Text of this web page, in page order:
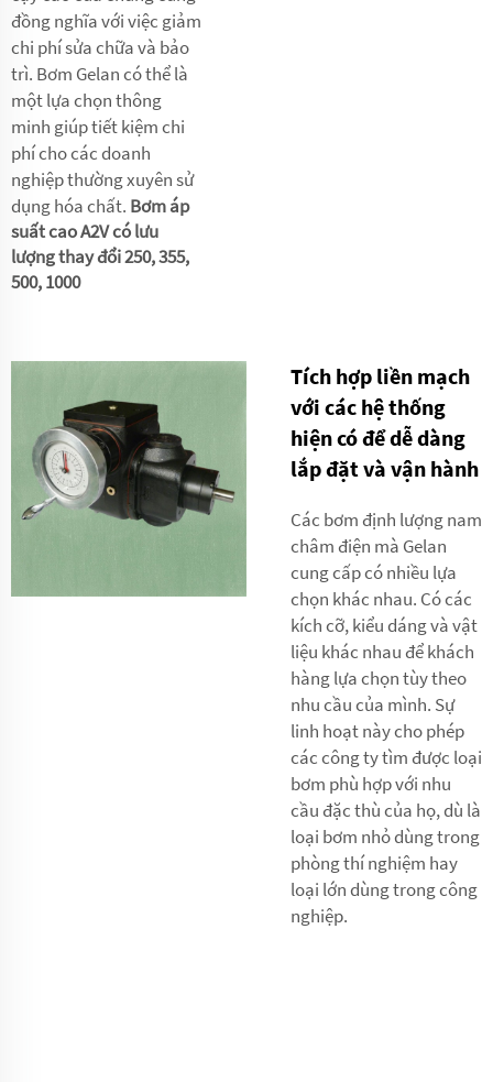
đồng nghĩa với việc giảm
chi phí sửa chữa và bảo
trì. Bơm Gelan có thể là
một lựa chọn thông
minh giúp tiết kiệm chi
phí cho các doanh
nghiệp thường xuyên sử
dụng hóa chất. Bơm áp
suất cao A2V có lưu
lượng thay đổi 250, 355,
500, 1000
Tích hợp liền mạch
với các hệ thống
hiện có để dễ dàng
lắp đặt và vận hành
Các bơm định lượng nam
châm điện mà Gelan
cung cấp có nhiều lựa
chọn khác nhau. Có các
kích cỡ, kiểu dáng và vật
liệu khác nhau để khách
hàng lựa chọn tùy theo
nhu cầu của mình. Sự
linh hoạt này cho phép
các công ty tìm được loại
bơm phù hợp với nhu
cầu đặc thù của họ, dù là
loại bơm nhỏ dùng trong
phòng thí nghiệm hay
loại lớn dùng trong công
nghiệp.